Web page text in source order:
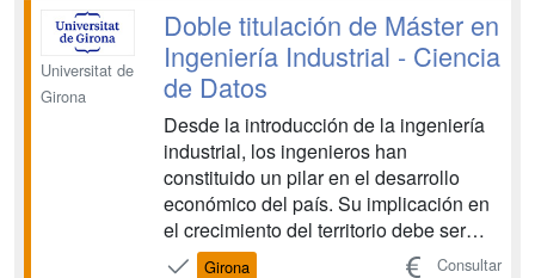
negocio, mediante la innovación y la
sociedad del conoci...
Universitat de
Girona
Doble titulación de Máster en
Ingeniería Industrial - Ciencia
de Datos
Desde la introducción de la ingeniería
industrial, los ingenieros han
constituido un pilar en el desarrollo
económico del país. Su implicación en
el crecimiento del territorio debe ser
primordial, tanto en la creación de
Girona Consultar